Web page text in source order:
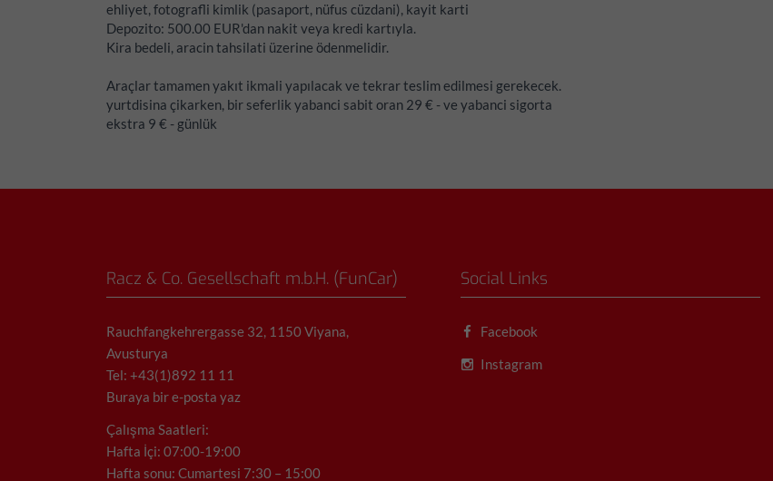
ehliyet, fotografli kimlik (pasaport, nüfus cüzdani), kayit karti
Depozito: 500.00 EUR'dan nakit veya kredi kartıyla.
Kira bedeli, aracin tahsilati üzerine ödenmelidir.
Araçlar tamamen yakıt ikmali yapılacak ve tekrar teslim edilmesi gerekecek.
yurtdisina çikarken, bir seferlik yabanci sabit oran 29 € - ve yabanci sigorta
ekstra 9 € - günlük
Racz & Co. Gesellschaft m.b.H. (FunCar)
Rauchfangkehrergasse 32, 1150 Viyana,
Avusturya
Tel: +43(1)892 11 11
Buraya bir e-posta yaz
Çalışma Saatleri:
Hafta İçi: 07:00-19:00
Hafta sonu: Cumartesi 7:30 – 15:00
Social Links
Facebook
Instagram